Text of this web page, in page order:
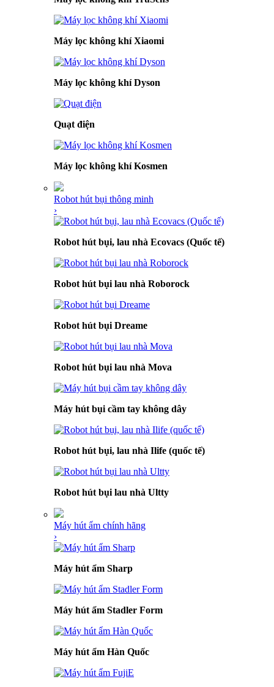
Máy lọc không khí Xiaomi
Máy lọc không khí Dyson
Quạt điện
Máy lọc không khí Kosmen
Robot hút bụi thông minh
›
Robot hút bụi, lau nhà Ecovacs (Quốc tế)
Robot hút bụi lau nhà Roborock
Robot hút bụi Dreame
Robot hút bụi lau nhà Mova
Máy hút bụi cầm tay không dây
Robot hút bụi, lau nhà Ilife (quốc tế)
Robot hút bụi lau nhà Ultty
Máy hút ẩm chính hãng
›
Máy hút ẩm Sharp
Máy hút ẩm Stadler Form
Máy hút ẩm Hàn Quốc